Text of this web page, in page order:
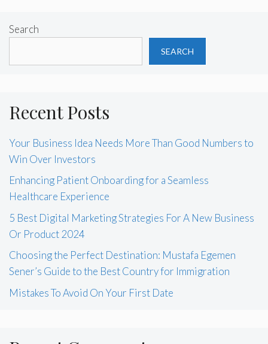
Search
SEARCH
Recent Posts
Your Business Idea Needs More Than Good Numbers to
Win Over Investors
Enhancing Patient Onboarding for a Seamless
Healthcare Experience
5 Best Digital Marketing Strategies For A New Business
Or Product 2024
Choosing the Perfect Destination: Mustafa Egemen
Sener’s Guide to the Best Country for Immigration
Mistakes To Avoid On Your First Date